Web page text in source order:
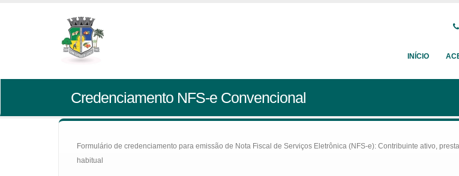
INÍCIO
Credenciamento NFS-e Convencional
Formulário de credenciamento para emissão de Nota Fiscal de Serviços Eletrônica (NFS-e): Contribuinte ativo,
habitual